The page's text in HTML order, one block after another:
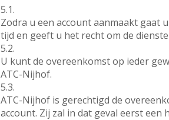
5.1.
Zodra u een account aanmaakt gaat
tijd en geeft u het recht om de
5.2.
U kunt de overeenkomst op ieder
ATC-Nijhof.
5.3.
ATC-Nijhof is gerechtigd de
account. Zij zal in dat geval eerst